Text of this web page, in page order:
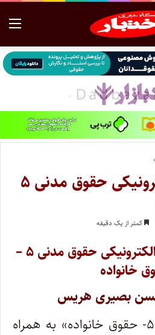
دانلود کتاب الکترونیکی حقوق مدنی ۵
کمتر از یک دقیقه
دانلود رایگان کتاب الکترونیکی حقوق مدنی ۵ –
خانواده
بصیری هریس
کتاب «حقوق مدنی ۵- حقوق خانواده» به همراه